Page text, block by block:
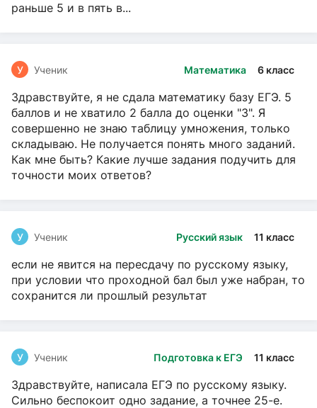
раньше 5 и в пять в...
Математика 6 класс
У Ученик
Здравствуйте, я не сдала математику базу ЕГЭ. 5
баллов и не хватило 2 балла до оценки "3". Я
совершенно не знаю таблицу умножения, только
складываю. Не получается понять много заданий.
Как мне быть? Какие лучше задания подучить для
точности моих ответов?
Русский язык 11 класс
У Ученик
если не явится на пересдачу по русскому языку,
при условии что проходной бал был уже набран, то
сохранится ли прошлый результат
Подготовка к ЕГЭ 11 класс
У Ученик
Здравствуйте, написала ЕГЭ по русскому языку.
Сильно беспокоит одно задание, а точнее 25-е.